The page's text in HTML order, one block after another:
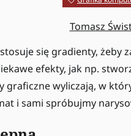
Tomasz
się gradienty, żeby
efekty, jak np.
graficzne wyliczają, w
i sami spróbujmy